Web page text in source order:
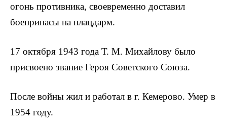
огонь противника, своевременно доставил
боеприпасы на плацдарм.
17 октября 1943 года Т. М. Михайлову было
присвоено звание Героя Советского Союза.
После войны жил и работал в г. Кемерово. Умер в
1954 году.